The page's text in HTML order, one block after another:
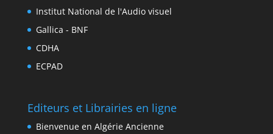
Institut National de l'Audio visuel
Gallica - BNF
CDHA
ECPAD
Editeurs et Librairies en ligne
Bienvenue en Algérie Ancienne